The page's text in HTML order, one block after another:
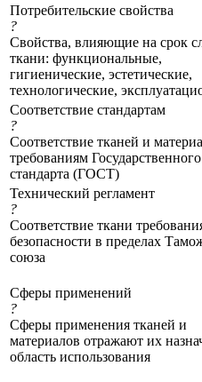
Потребительские свойства
?
Свойства, влияющие на срок
ткани: функциональные,
гигиенические, эстетические,
технологические,
Соответствие стандартам
?
Соответствие тканей и
требованиям Государственного
стандарта (ГОСТ)
Технический регламент
?
Соответствие ткани
безопасности в пределах
союза
Сферы применений
?
Сферы применения тканей и
материалов отражают их
область использования